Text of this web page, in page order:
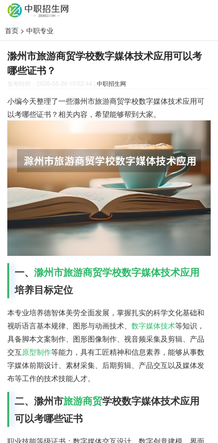
首页 > 中职专业
滁州市旅游商贸学校数字媒体技术应用可以考
哪些证书？
发布时间：2026-05-26 10:52:44 | 中职招生网
小编今天整理了一些滁州市旅游商贸学校数字媒体技术应用可
以考哪些证书？相关内容，希望能够帮到大家。
一、 滁州市旅游商贸学校数字媒体技术应用
培养目标定位
本专业培养德智体美劳全面发展，掌握扎实的科学文化基础和
视听语言基本规律、图形与动画技术、 数字媒体技术等知识，
具备脚本文案制作、图形图像制作、视音频采集及剪辑、产品
交互原型制作等能力，具有工匠精神和信息素养，能够从事数
字媒体前期设计、素材采集、后期剪辑、产品交互以及媒体发
布等工作的技术技能人才。
二、滁州市旅游商贸学校数字媒体技术应用
可以考哪些证书